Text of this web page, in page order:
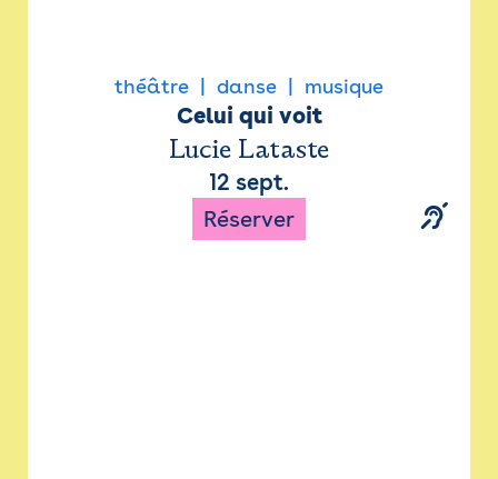
théâtre danse musique
Celui qui voit
Lucie Lataste
12 sept.
Réserver